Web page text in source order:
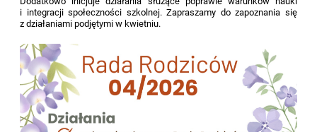
i integracji społeczności szkolnej. Zapraszamy do zapoznania się
z działaniami podjętymi w kwietniu.